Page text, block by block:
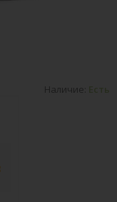
Наличие: Есть